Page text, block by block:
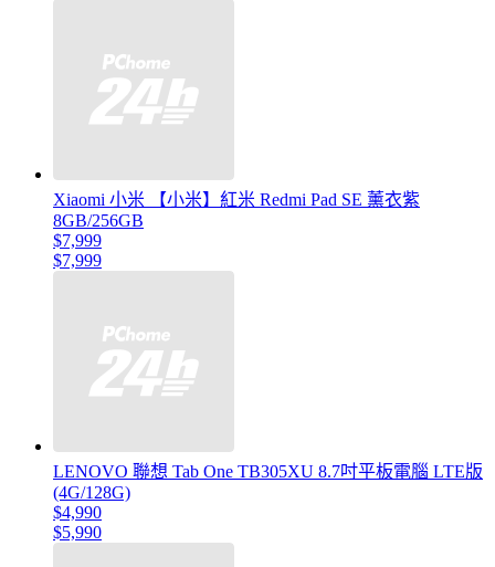
Xiaomi 小米 【小米】紅米 Redmi Pad SE 薰衣紫
8GB/256GB
$7,999
$7,999
LENOVO 聯想 Tab One TB305XU 8.7吋平板電腦 LTE版
(4G/128G)
$4,990
$5,990